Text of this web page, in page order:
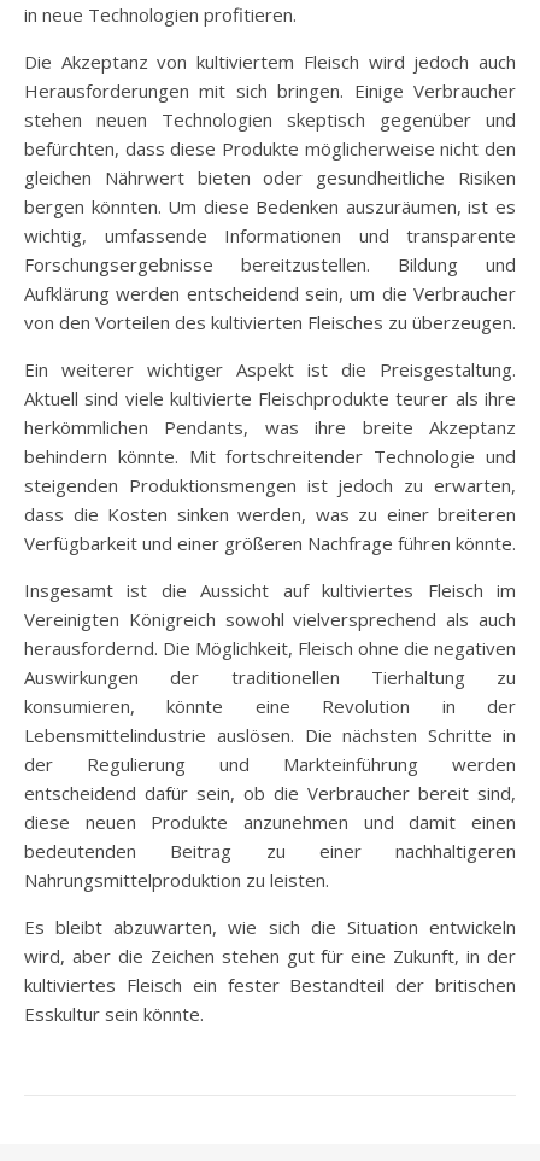
in neue Technologien profitieren.
Die Akzeptanz von kultiviertem Fleisch wird jedoch auch
Herausforderungen mit sich bringen. Einige Verbraucher
stehen neuen Technologien skeptisch gegenüber und
befürchten, dass diese Produkte möglicherweise nicht den
gleichen Nährwert bieten oder gesundheitliche Risiken
bergen könnten. Um diese Bedenken auszuräumen, ist es
wichtig, umfassende Informationen und transparente
Forschungsergebnisse bereitzustellen. Bildung und
Aufklärung werden entscheidend sein, um die Verbraucher
von den Vorteilen des kultivierten Fleisches zu überzeugen.
Ein weiterer wichtiger Aspekt ist die Preisgestaltung.
Aktuell sind viele kultivierte Fleischprodukte teurer als ihre
herkömmlichen Pendants, was ihre breite Akzeptanz
behindern könnte. Mit fortschreitender Technologie und
steigenden Produktionsmengen ist jedoch zu erwarten,
dass die Kosten sinken werden, was zu einer breiteren
Verfügbarkeit und einer größeren Nachfrage führen könnte.
Insgesamt ist die Aussicht auf kultiviertes Fleisch im
Vereinigten Königreich sowohl vielversprechend als auch
herausfordernd. Die Möglichkeit, Fleisch ohne die negativen
Auswirkungen der traditionellen Tierhaltung zu
konsumieren, könnte eine Revolution in der
Lebensmittelindustrie auslösen. Die nächsten Schritte in
der Regulierung und Markteinführung werden
entscheidend dafür sein, ob die Verbraucher bereit sind,
diese neuen Produkte anzunehmen und damit einen
bedeutenden Beitrag zu einer nachhaltigeren
Nahrungsmittelproduktion zu leisten.
Es bleibt abzuwarten, wie sich die Situation entwickeln
wird, aber die Zeichen stehen gut für eine Zukunft, in der
kultiviertes Fleisch ein fester Bestandteil der britischen
Esskultur sein könnte.